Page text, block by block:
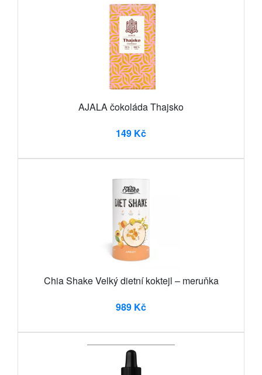
AJALA čokoláda Thajsko
149 Kč
Chia Shake Velký dietní koktejl – meruňka
989 Kč